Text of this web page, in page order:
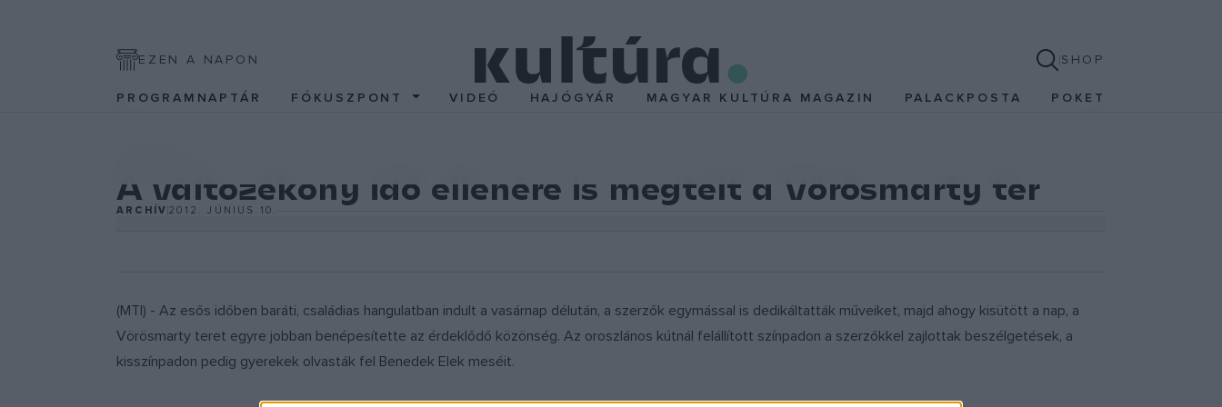
EZEN A NAPON SHOP
PROGRAMNAPTÁR FÓKUSZPONT VIDEÓ HAJÓGYÁR MAGYAR KULTÚRA MAGAZIN PALACKPOSTA POKET
A változékony idő ellenére is megtelt a Vörösmarty tér
ARCHÍV2012. JÚNIUS 10.
(MTI) - Az esős időben baráti, családias hangulatban indult a vasárnap délután, a szerzők egymással is dedikáltatták műveiket, majd ahogy kisütött a nap, a
Vörösmarty teret egyre jobban benépesítette az érdeklődő közönség. Az oroszlános kútnál felállított színpadon a szerzőkkel zajlottak beszélgetések, a
kisszínpadon pedig gyerekek olvasták fel Benedek Elek meséit.